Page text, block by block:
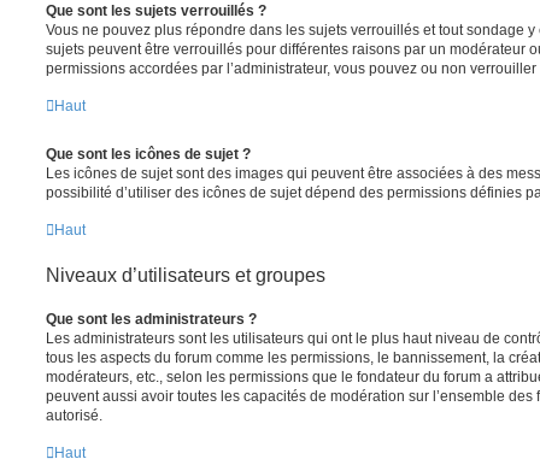
Que sont les sujets verrouillés ?
Vous ne pouvez plus répondre dans les sujets verrouillés et tout sondage
sujets peuvent être verrouillés pour différentes raisons par un modérateur
permissions accordées par l’administrateur, vous pouvez ou non
Haut
Que sont les icônes de sujet ?
Les icônes de sujet sont des images qui peuvent être associées à des
possibilité d’utiliser des icônes de sujet dépend des permissions définies
Haut
Niveaux d’utilisateurs et groupes
Que sont les administrateurs ?
Les administrateurs sont les utilisateurs qui ont le plus haut niveau de
tous les aspects du forum comme les permissions, le bannissement, la
modérateurs, etc., selon les permissions que le fondateur du forum a
peuvent aussi avoir toutes les capacités de modération sur l’ensemble
autorisé.
Haut